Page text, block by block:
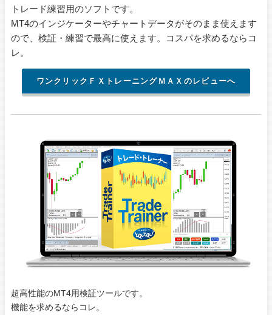
トレード練習用のソフトです。
MT4のインジケーターやチャートデータがそのまま使えます
ので、検証・練習で最高に使えます。コスパを求めるならコ
レ。
ワンクリックＦＸトレーニングＭＡＸのレビューへ
超高性能のMT4用検証ツールです。
機能を求めるならコレ。